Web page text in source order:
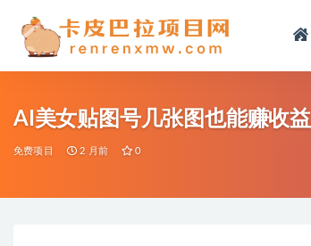
AI美女贴图号几张图也能赚收益
免费项目 2 月前 0